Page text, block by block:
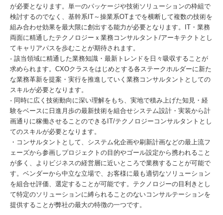
が必要となります。単一のパッケージや技術ソリューションの枠組で
検討するのでなく、基幹系IT～操業系OTまでを横断して複数の技術を
組み合わせ効果を最大限に創出する能力が必要となります。IT・業務
両面に精通したテクノロジーｘ業務コンサルタント/アーキテクトとし
てキャリアパスを歩むことが期待されます。
- 該当領域に精通した業務知識・最新トレンドを日々吸収することが
求められます。CXOクラスをはじめとする各ステークホルダーに新た
な業務革新を提案・実行を推進していく業務コンサルタントとしての
スキルが必要となります。
- 同時に広く技術動向に深い理解をもち、実地で積み上げた知見・経
験をベースに日進月歩の最新技術を組合せシステム設計・実装から計
画通りに稼働させることのできるIT/テクノロジーコンサルタントとし
てのスキルが必要となります。
・コンサルタントとして、システム化企画や刷新計画などの最上流フ
ェーズから参画しプロジェクトの目的やゴール設定から携われること
が多く、よりビジネスの経営層に近いところで業務することが可能で
す。ベンダーから中立な立場で、お客様に最も適切なソリューション
を組合せ評価、選定することが可能です。テクノロジーの目利きとし
て特定のソリューションに縛られることのないコンサルテーションを
提供することが弊社の最大の特徴の一つです。